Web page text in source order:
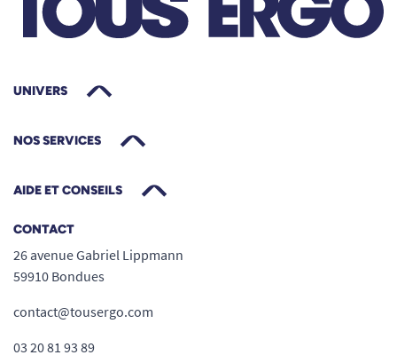
UNIVERS
NOS SERVICES
AIDE ET CONSEILS
CONTACT
26 avenue Gabriel Lippmann
59910 Bondues
contact@tousergo.com
03 20 81 93 89